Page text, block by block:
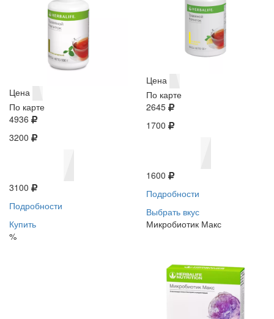
Цена
По карте
4936
3200
3100
Подробности
Купить
%
Цена
По карте
2645
1700
1600
Подробности
Выбрать вкус
Микробиотик Макс